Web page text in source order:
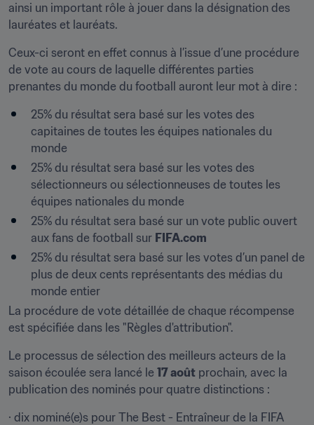
ainsi un important rôle à jouer dans la désignation des
lauréates et lauréats.
Ceux-ci seront en effet connus à l’issue d’une procédure
de vote au cours de laquelle différentes parties
prenantes du monde du football auront leur mot à dire :
25% du résultat sera basé sur les votes des
capitaines de toutes les équipes nationales du
monde
25% du résultat sera basé sur les votes des
sélectionneurs ou sélectionneuses de toutes les
équipes nationales du monde
25% du résultat sera basé sur un vote public ouvert
aux fans de football sur FIFA.com
25% du résultat sera basé sur les votes d’un panel de
plus de deux cents représentants des médias du
monde entier
La procédure de vote détaillée de chaque récompense
est spécifiée dans les "Règles d'attribution".
Le processus de sélection des meilleurs acteurs de la
saison écoulée sera lancé le 17 août prochain, avec la
publication des nominés pour quatre distinctions :
· dix nominé(e)s pour The Best - Entraîneur de la FIFA